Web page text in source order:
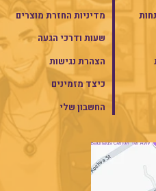
מדיניות החזרת מוצרים
שעות ודרכי הגעה
הצהרת נגישות
כיצד מזמינים
החשבון שלי